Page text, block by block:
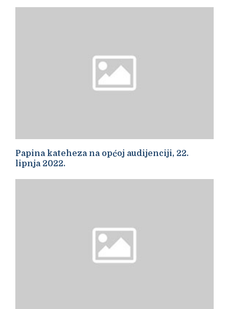
Papina kateheza na općoj audijenciji, 22.
lipnja 2022.